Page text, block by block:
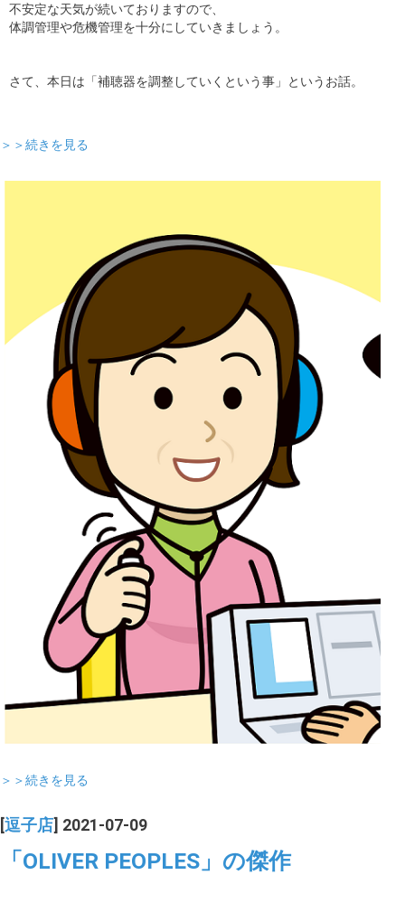
不安定な天気が続いておりますので、
体調管理や危機管理を十分にしていきましょう。
さて、本日は「補聴器を調整していくという事」というお話。
＞＞続きを見る
＞＞続きを見る
逗子店 ] 2021-07-09
「OLIVER PEOPLES」の傑作